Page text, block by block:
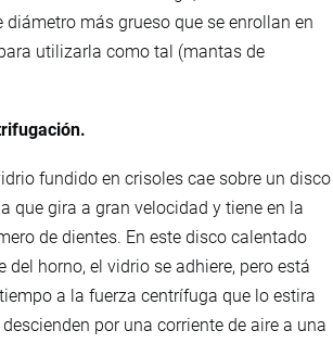
más grueso que se enrollan en
utilizarla como tal (mantas de
fundido en crisoles cae sobre un disco
que gira a gran velocidad y tiene en la
de dientes. En este disco calentado
del horno, el vidrio se adhiere, pero está
a la fuerza centrífuga que lo estira
por una corriente de aire a una